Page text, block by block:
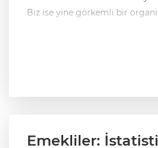
Biz ise yine görkemli bir
Emekliler: